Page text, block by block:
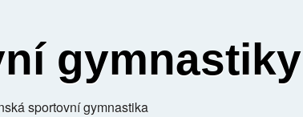
gymnastiky
sportovní gymnastika